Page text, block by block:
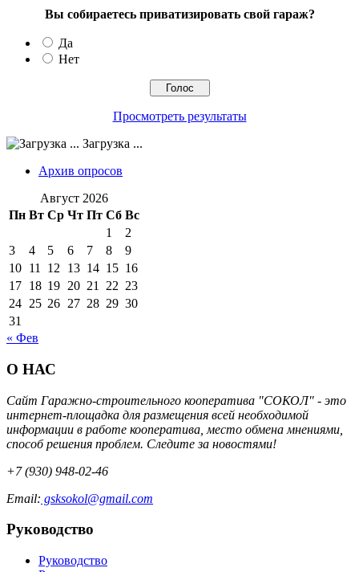
Вы собираетесь приватизировать свой гараж?
Да
Нет
Просмотреть результаты
Загрузка ...
Архив опросов
Август 2026
Пн Вт Ср Чт Пт Сб Вс
1
2
3
4 5 6 7 8
9
10 11 12 13 14 15 16
17 18 19 20 21 22 23
24 25 26 27 28 29 30
31
« Фев
О НАС
Сайт Гаражно-строительного кооператива "СОКОЛ" - это
интернет-площадка для размещения всей необходимой
информации в работе кооператива, место обмена мнениями,
способ решения проблем. Следите за новостями!
+7 (930) 948-02-46
Email: gsksokol@gmail.com
Руководство
Руководство